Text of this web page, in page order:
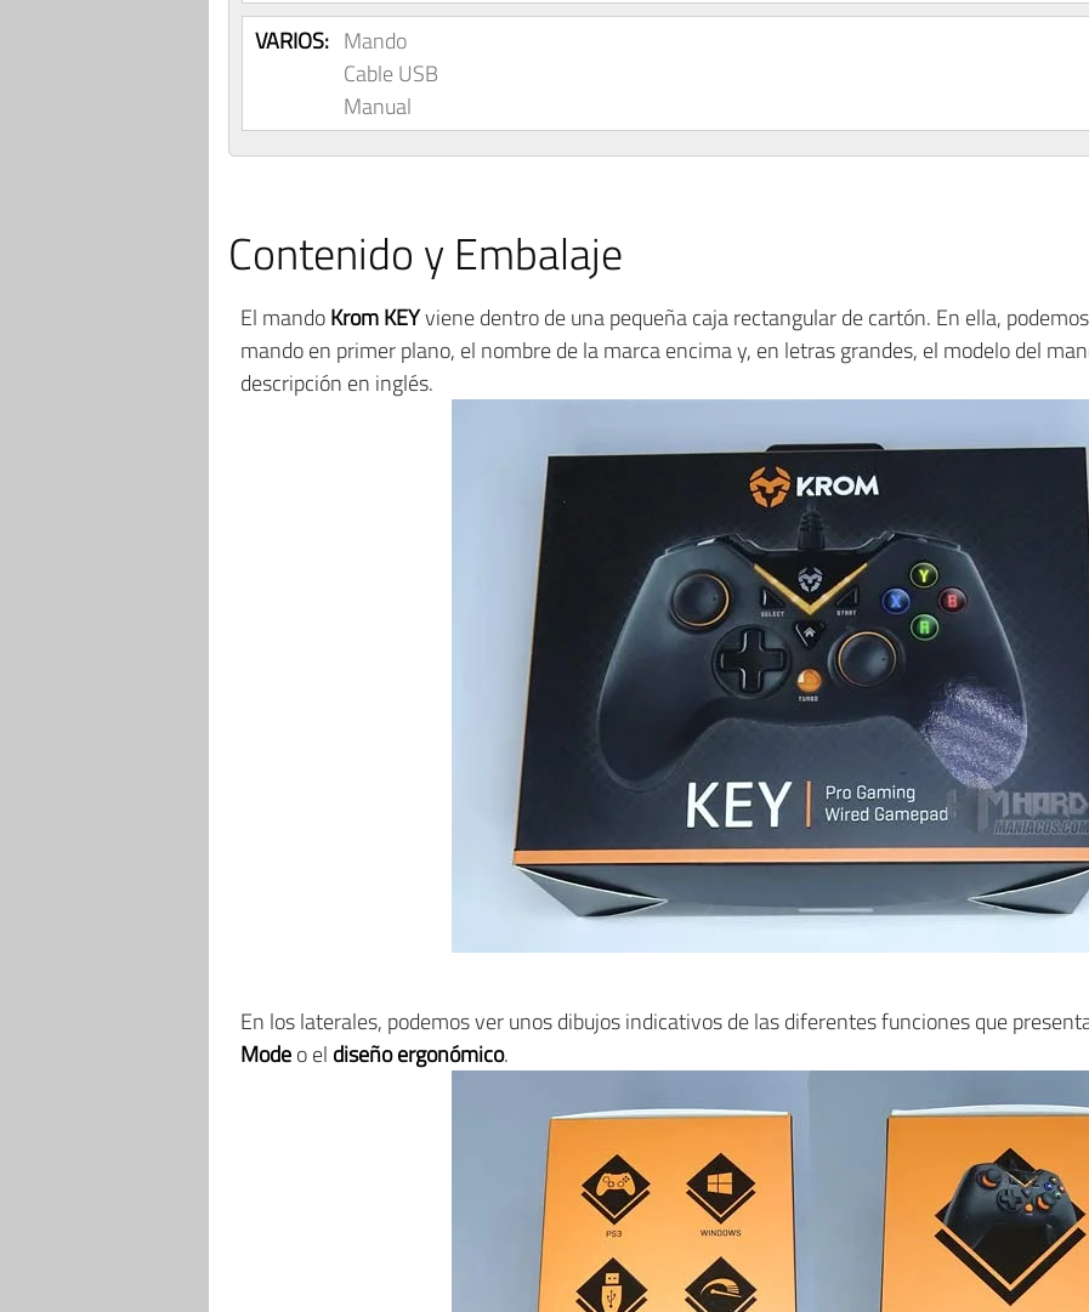
VARIOS: Mando
Cable USB
Manual
Contenido y Embalaje
El mandoKrom KEYviene dentro de una pequeña caja rectangular de cartón. En ella,
mando en primer plano, el nombre de la marca encima y, en letras grandes, el modelo del
descripción en inglés.
En los laterales, podemos ver unos dibujos indicativos de las diferentes funciones que
Modeo el diseño ergonómico.